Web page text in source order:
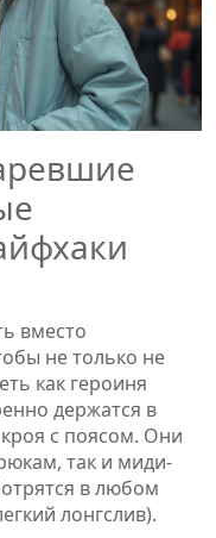
вместо
не только не
как героиня
держатся в
с поясом. Они
так и миди-
в любом
лонгслив).